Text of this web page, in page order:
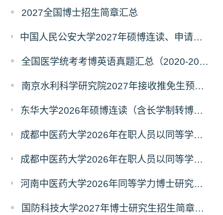
2027全国博士招生简章汇总
中国人民公安大学2027年硕博连读、申请考核、本科直博博士研究生招生报名事宜的通知
全国医学统考考博英语真题汇总（2020-2026年）
南京水利科学研究院2027年接收推免生预报名公告
东华大学2026年硕博连读（含长学制转博）博士研究生拟录取名单公示
成都中医药大学2026年在职人员以同等学力申请中西医结合博士学术学位招生章程
成都中医药大学2026年在职人员以同等学力申请中医博士专业学位招生章程
河南中医药大学2026年同等学力博士研究生招生拟进入复试人员名单公示
国防科技大学2027年博士研究生招生简章（预发版）